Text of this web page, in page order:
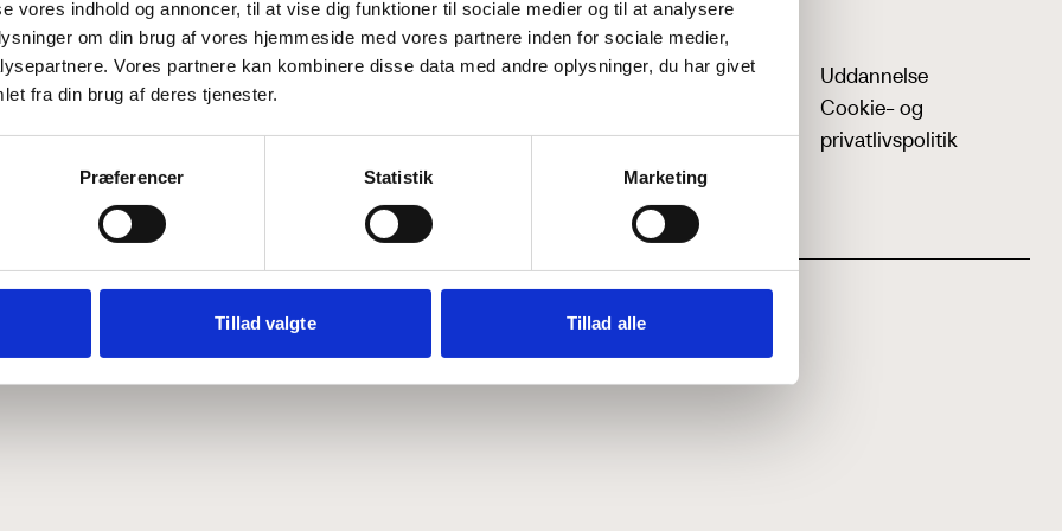
vores indhold og annoncer, til at vise dig funktioner til sociale medier og til at analysere
om din brug af vores hjemmeside med vores partnere inden for sociale medier,
Vores partnere kan kombinere disse data med andre oplysninger, du har givet
fra din brug af deres tjenester.
Præferencer Statistik Marketing
Tillad valgte Tillad alle
Hvem er CEPOS
Vores værdier
Medarbejdere
Kontakt
Analyser
ABCepos
Podcast
Uddannelse
Cookie- og
privatlivspolitik